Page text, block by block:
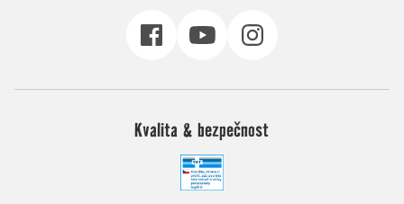
Kvalita & bezpečnost